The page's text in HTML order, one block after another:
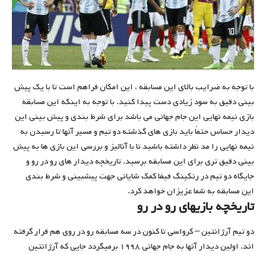
با توجه به ضرایب بالای این مسابقه ، این امکان فراهم است تا با یک پیش
بینی دقیق به سود زیادی دست پیدا کنید. با توجه به اینکه این مسابقه
بازی نیمه نهایی این جام جهانی می باشد برای شرط بندی و پیش بینی این
دیدار حساس حتماً باید بازی های گذشته دو تیم و مسیر آنها تا رسیدن به
نیمه نهایی را مد نظر داشته باشید تا با آنالیز و بررسی این بازی ها به پیش
بینی دقیق تری برای این مسابقه برسید. تاریخچه دیدار های رو در رو و
جایگاه دو تیم در رنکینگ فیفا کمک شایانی جهت پیشبینی و شرط بندی
این مسابقه به شما عزیزان خواهد کرد.
تاریخچه بازیهای رو در رو
دو تیم آرژانتین – کرواسی تا کنون در سه مسابقه رو در روی هم قرار گرفته
اند‌. اولین دیدار آنها به جام جهانی ۱۹۹۸ برمیگردد جایی که آرژانتین